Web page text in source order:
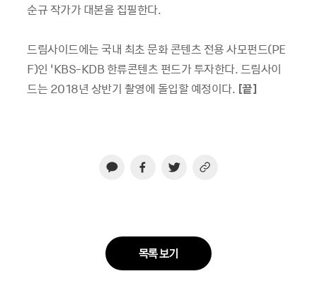
순규 작가가 대본을 집필한다.
드림사이드에는 국내 최초 문화 콘텐츠 전용 사모펀드(PE
F)인 ‘KBS-KDB 한류콘텐츠 펀드가 투자한다.드림사이
드는 2018년 상반기 촬영에 돌입할 예정이다. [끝]
목록 보기